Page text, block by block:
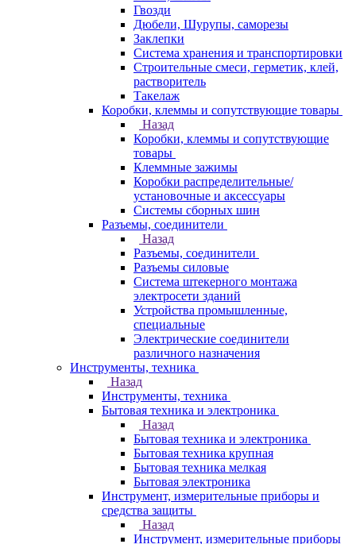
Гвозди
Дюбели, Шурупы, саморезы
Заклепки
Система хранения и транспортировки
Строительные смеси, герметик, клей,
растворитель
Такелаж
Коробки, клеммы и сопутствующие товары
Назад
Коробки, клеммы и сопутствующие
товары
Клеммные зажимы
Коробки распределительные/
установочные и аксессуары
Системы сборных шин
Разъемы, соединители
Назад
Разъемы, соединители
Разъемы силовые
Система штекерного монтажа
электросети зданий
Устройства промышленные,
специальные
Электрические соединители
различного назначения
Инструменты, техника
Назад
Инструменты, техника
Бытовая техника и электроника
Назад
Бытовая техника и электроника
Бытовая техника крупная
Бытовая техника мелкая
Бытовая электроника
Инструмент, измерительные приборы и
средства защиты
Назад
Инструмент, измерительные приборы